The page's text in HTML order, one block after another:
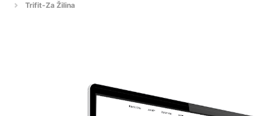
Trifit-Za Žilina